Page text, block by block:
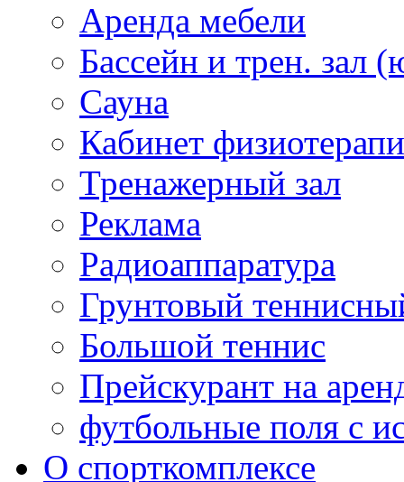
Аренда мебели
Бассейн и трен. зал
Сауна
Кабинет
Тренажерный зал
Реклама
Радиоаппаратура
Грунтовый
Большой теннис
Прейскурант на
футбольные поля с
О спорткомплексе